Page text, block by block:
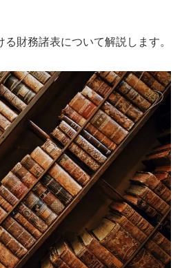
財務諸表について解説します。